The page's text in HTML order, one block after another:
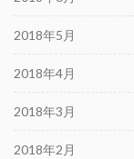
2018年5月
2018年4月
2018年3月
2018年2月